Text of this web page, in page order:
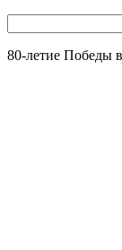
80-летие Победы